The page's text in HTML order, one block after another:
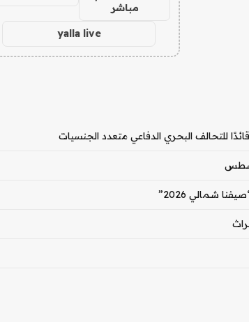
مباشر
yalla live
للتحالف البحري الدفاعي متعدد الجنسيات
شمالي 2026”